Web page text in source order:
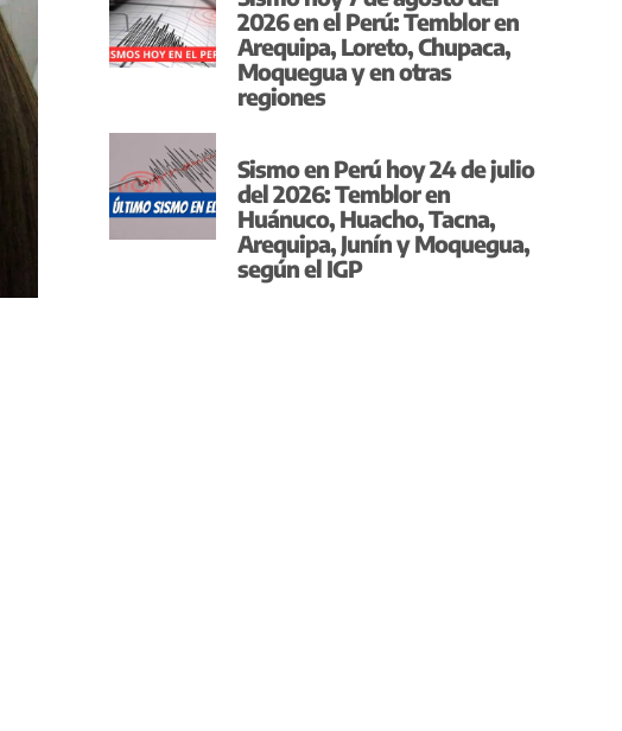
2026 en el Perú: Temblor en
Arequipa, Loreto, Chupaca,
Moquegua y en otras
regiones
Sismo en Perú hoy 24 de julio
del 2026: Temblor en
Huánuco, Huacho, Tacna,
Arequipa, Junín y Moquegua,
según el IGP